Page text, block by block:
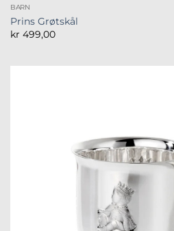
BARN
Prins Grøtskål
kr 499,00